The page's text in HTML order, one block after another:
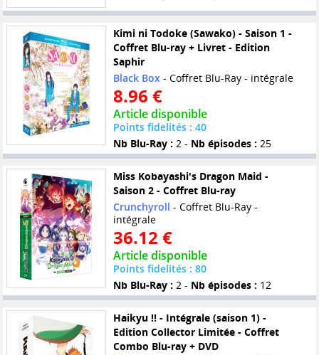
Kimi ni Todoke (Sawako) - Saison 1 -
Coffret Blu-ray + Livret - Edition
Saphir
Black Box- Coffret Blu-Ray - intégrale
8.96 €
Article disponible
Points fidelités : 40
Nb Blu-Ray : 2 - Nb épisodes : 25
Miss Kobayashi's Dragon Maid -
Saison 2 - Coffret Blu-ray
Crunchyroll - Coffret Blu-Ray -
intégrale
36.12 €
Article disponible
Points fidelités : 80
Nb Blu-Ray : 2 - Nb épisodes : 12
Haikyu !! - Intégrale (saison 1) -
Edition Collector Limitée - Coffret
Combo Blu-ray + DVD